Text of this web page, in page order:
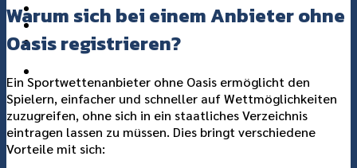
Warum sich bei einem Anbieter ohne
Oasis registrieren?
Ein Sportwettenanbieter ohne Oasis ermöglicht den
Spielern, einfacher und schneller auf Wettmöglichkeiten
zuzugreifen, ohne sich in ein staatliches Verzeichnis
eintragen lassen zu müssen. Dies bringt verschiedene
Vorteile mit sich: